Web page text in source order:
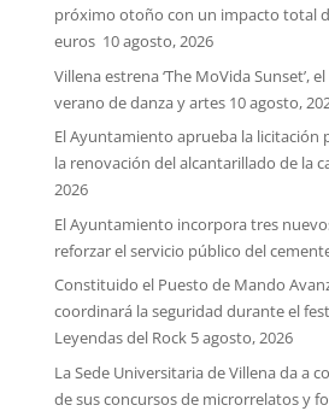
próximo otoño con un impacto total
euros 10 agosto, 2026
Villena estrena ‘The MoVida Sunset’,
verano de danza y artes 10 agosto,
El Ayuntamiento aprueba la licitación
la renovación del alcantarillado de la
2026
El Ayuntamiento incorpora tres
reforzar el servicio público del
Constituido el Puesto de Mando
coordinará la seguridad durante el
Leyendas del Rock 5 agosto, 2026
La Sede Universitaria de Villena da a
de sus concursos de microrrelatos y